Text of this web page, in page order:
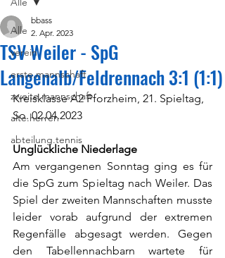
Alle
verein
erste.mannschaft
zweite.mannschaft
alte.herren
abteilung.tennis
TSV Weiler - SpG
Langenalb/Feldrennach 3:1 (1:1)
bbass
2. Apr. 2023
Kreisklasse A2 Pforzheim, 21. Spieltag,
So. 02.04.2023
Unglückliche Niederlage
Am vergangenen Sonntag ging es für
die SpG zum Spieltag nach Weiler. Das
Spiel der zweiten Mannschaften musste
leider vorab aufgrund der extremen
Regenfälle abgesagt werden. Gegen
den Tabellennachbarn wartete für